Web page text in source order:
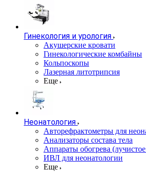
Гинекология и урология
Акушерские кровати
Гинекологические комбайны
Кольпоскопы
Лазерная литотрипсия
Еще
Неонатология
Авторефрактометры для
Анализаторы состава тела
Аппараты обогрева
ИВЛ для неонатологии
Еще